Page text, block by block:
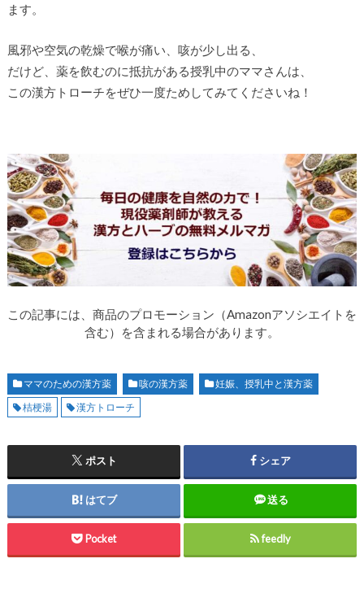
ます。
風邪や空気の乾燥で喉が痛い、咳が少し出る、
だけど、薬を飲むのに抵抗がある授乳中のママさんは、
この漢方トローチをぜひ一度ためしてみてくださいね！
この記事には、商品のプロモーション（Amazonアソシエイトを
含む）を含まれる場合があります。
ママのための漢方薬 咳の漢方薬
妊娠、授乳中と漢方薬
桔梗湯
漢方トローチ
ポスト シェア
はてブ 送る
Pocket feedly